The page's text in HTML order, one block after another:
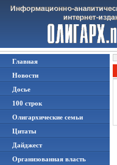
Главная
Новости
Досье
100 строк
Олигархические семьи
Цитаты
Дайджест
Организованная власть